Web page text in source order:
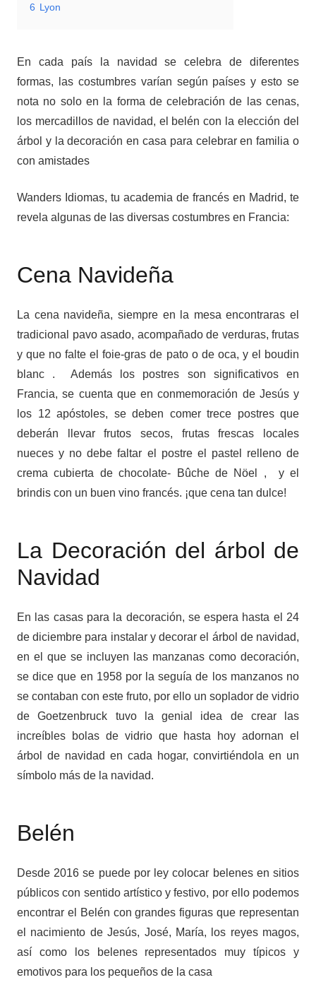
6 Lyon
En cada país la navidad se celebra de diferentes
formas, las costumbres varían según países y esto se
nota no solo en la forma de celebración de las cenas,
los mercadillos de navidad, el belén con la elección del
árbol y la decoración en casa para celebrar en familia o
con amistades
Wanders Idiomas, tu academia de francés en Madrid, te
revela algunas de las diversas costumbres en Francia:
Cena Navideña
La cena navideña, siempre en la mesa encontraras el
tradicional pavo asado, acompañado de verduras, frutas
y que no falte el foie-gras de pato o de oca, y el boudin
blanc . Además los postres son significativos en
Francia, se cuenta que en conmemoración de Jesús y
los 12 apóstoles, se deben comer trece postres que
deberán llevar frutos secos, frutas frescas locales
nueces y no debe faltar el postre el pastel relleno de
crema cubierta de chocolate- Bûche de Nöel , y el
brindis con un buen vino francés. ¡que cena tan dulce!
La Decoración del árbol de
Navidad
En las casas para la decoración, se espera hasta el 24
de diciembre para instalar y decorar el árbol de navidad,
en el que se incluyen las manzanas como decoración,
se dice que en 1958 por la seguía de los manzanos no
se contaban con este fruto, por ello un soplador de vidrio
de Goetzenbruck tuvo la genial idea de crear las
increíbles bolas de vidrio que hasta hoy adornan el
árbol de navidad en cada hogar, convirtiéndola en un
símbolo más de la navidad.
Belén
Desde 2016 se puede por ley colocar belenes en sitios
públicos con sentido artístico y festivo, por ello podemos
encontrar el Belén con grandes figuras que representan
el nacimiento de Jesús, José, María, los reyes magos,
así como los belenes representados muy típicos y
emotivos para los pequeños de la casa